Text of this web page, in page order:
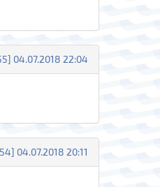
04.07.2018 22:04
04.07.2018 20:11